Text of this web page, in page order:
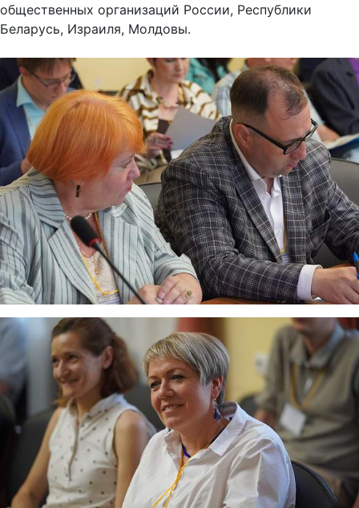
общественных организаций России, Республики
Беларусь, Израиля, Молдовы.